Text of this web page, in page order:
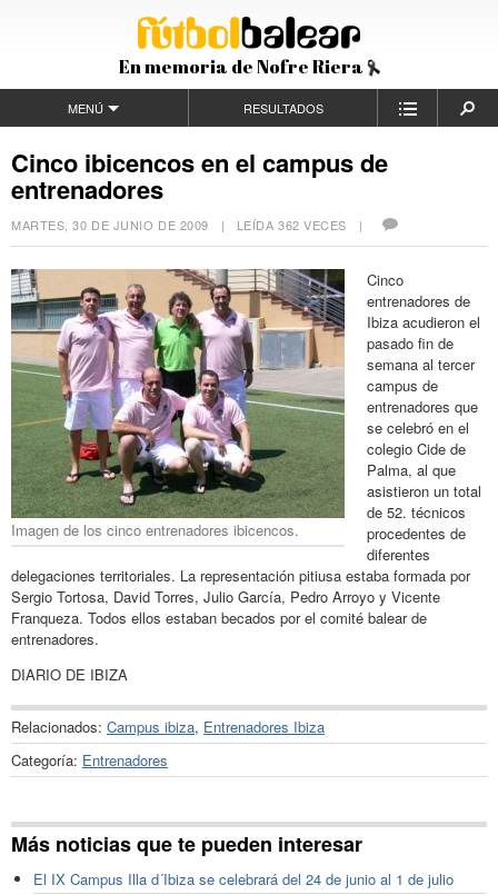
En memoria de Nofre Riera
MENÚ RESULTADOS
Cinco ibicencos en el campus de
entrenadores
MARTES, 30 DE JUNIO DE 2009 | LEÍDA 362 VECES |
Imagen de los cinco entrenadores ibicencos.
Cinco
entrenadores de
Ibiza acudieron el
pasado fin de
semana al tercer
campus de
entrenadores que
se celebró en el
colegio Cide de
Palma, al que
asistieron un total
de 52. técnicos
procedentes de
diferentes
delegaciones territoriales. La representación pitiusa estaba formada por
Sergio Tortosa, David Torres, Julio García, Pedro Arroyo y Vicente
Franqueza. Todos ellos estaban becados por el comité balear de
entrenadores.
DIARIO DE IBIZA
Relacionados: Campus ibiza, Entrenadores Ibiza
Categoría: Entrenadores
Más noticias que te pueden interesar
El IX Campus Illa d´Ibiza se celebrará del 24 de junio al 1 de julio